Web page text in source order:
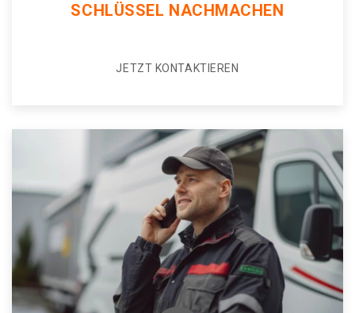
SCHLÜSSEL NACHMACHEN
JETZT KONTAKTIEREN